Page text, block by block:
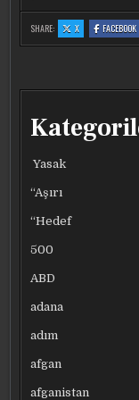
SHARE: X:
KAÇAK
FACEBOOK:
Yasak
“Aşırı
“Hedef
500
ABD
adana
adım
afgan
afganistan